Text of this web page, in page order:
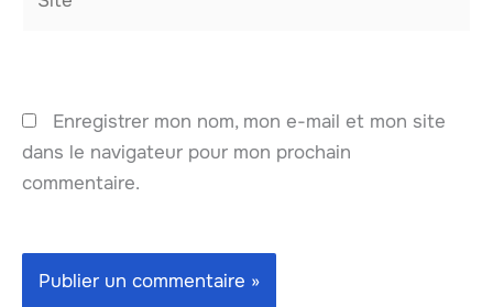
Enregistrer mon nom, mon e-mail et mon site
dans le navigateur pour mon prochain
commentaire.